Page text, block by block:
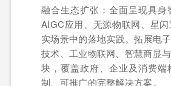
融合生态扩张：全面呈现具身
AIGC应用、无源物联网、星
实场景中的落地实践。拓展电
技术、工业物联网、智慧商显
块，覆盖政府、企业及消费端
制、可推广的完整解决方案。